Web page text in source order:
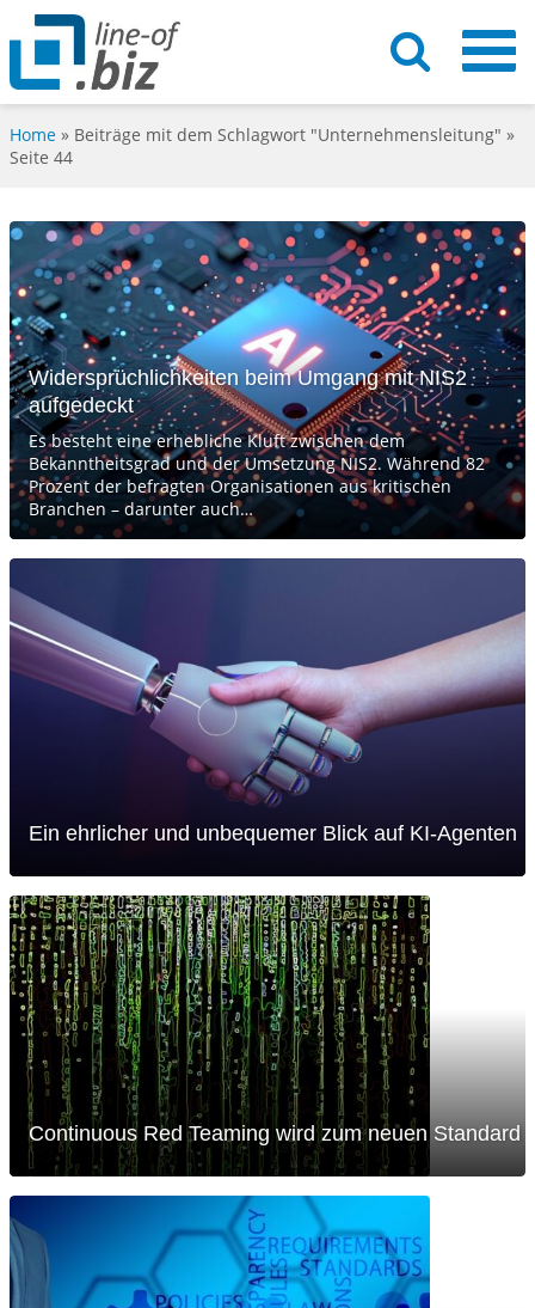
Home » Beiträge mit dem Schlagwort "Unternehmensleitung" »
Seite 44
Widersprüchlichkeiten beim Umgang mit NIS2
aufgedeckt
Es besteht eine erhebliche Kluft zwischen dem
Bekanntheitsgrad und der Umsetzung NIS2. Während 82
Prozent der befragten Organisationen aus kritischen
Branchen – darunter auch…
Ein ehrlicher und unbequemer Blick auf KI-Agenten
Continuous Red Teaming wird zum neuen Standard